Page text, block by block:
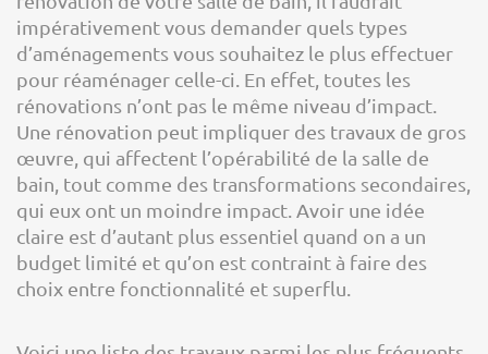
impérativement vous demander quels types
d’aménagements vous souhaitez le plus effectuer
pour réaménager celle-ci. En effet, toutes les
rénovations n’ont pas le même niveau d’impact.
Une rénovation peut impliquer des travaux de gros
œuvre, qui affectent l’opérabilité de la salle de
bain, tout comme des transformations secondaires,
qui eux ont un moindre impact. Avoir une idée
claire est d’autant plus essentiel quand on a un
budget limité et qu’on est contraint à faire des
choix entre fonctionnalité et superflu.